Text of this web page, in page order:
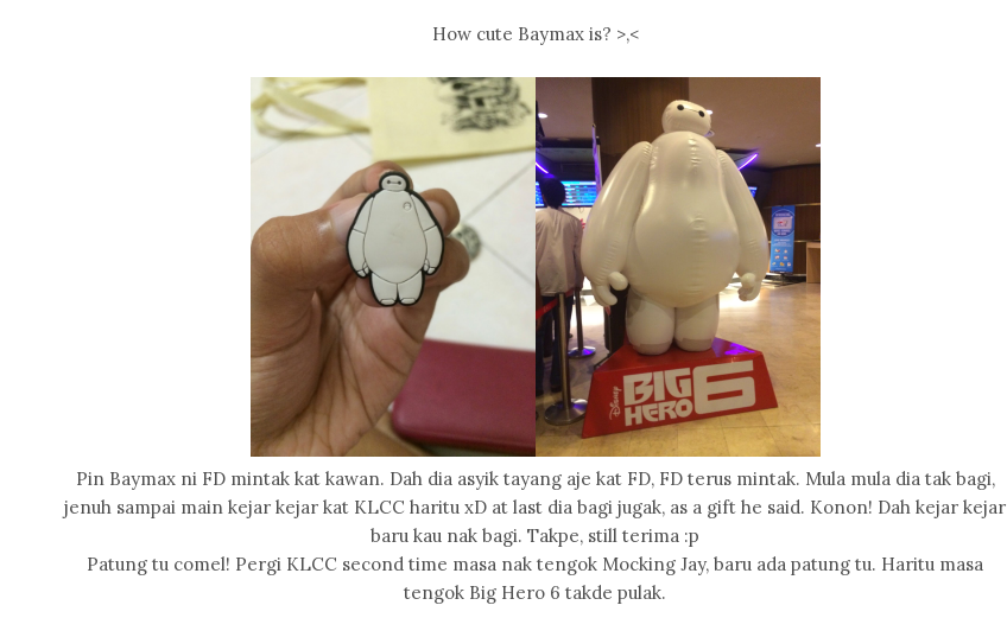
How cute Baymax is? >,<
Pin Baymax ni FD mintak kat kawan. Dah dia asyik tayang aje kat FD, FD terus mintak. Mula mula dia tak bagi,
jenuh sampai main kejar kejar kat KLCC haritu xD at last dia bagi jugak, as a gift he said. Konon! Dah kejar kejar
baru kau nak bagi. Takpe, still terima :p
Patung tu comel! Pergi KLCC second time masa nak tengok Mocking Jay, baru ada patung tu. Haritu masa
tengok Big Hero 6 takde pulak.